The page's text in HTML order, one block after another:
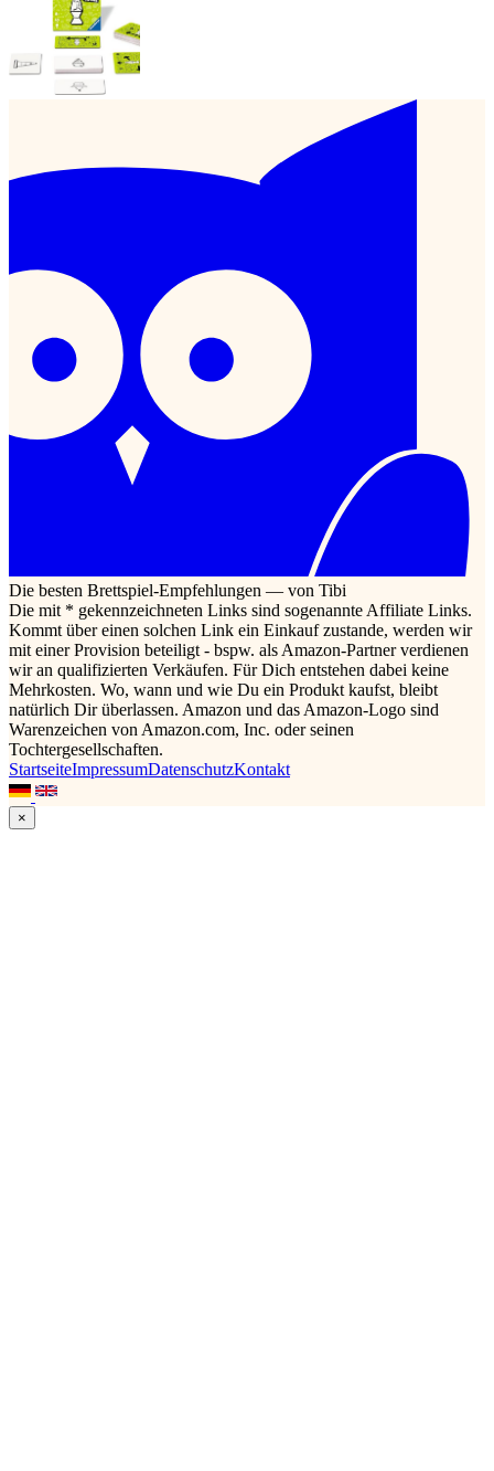
Die besten Brettspiel-Empfehlungen — von Tibi
Die mit * gekennzeichneten Links sind sogenannte Affiliate Links.
Kommt über einen solchen Link ein Einkauf zustande, werden wir
mit einer Provision beteiligt - bspw. als Amazon-Partner verdienen
wir an qualifizierten Verkäufen. Für Dich entstehen dabei keine
Mehrkosten. Wo, wann und wie Du ein Produkt kaufst, bleibt
natürlich Dir überlassen. Amazon und das Amazon-Logo sind
Warenzeichen von Amazon.com, Inc. oder seinen
Tochtergesellschaften.
StartseiteImpressumDatenschutzKontakt
×